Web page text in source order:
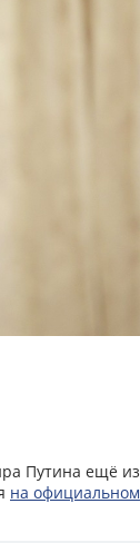
Путина ещё из
на официальном